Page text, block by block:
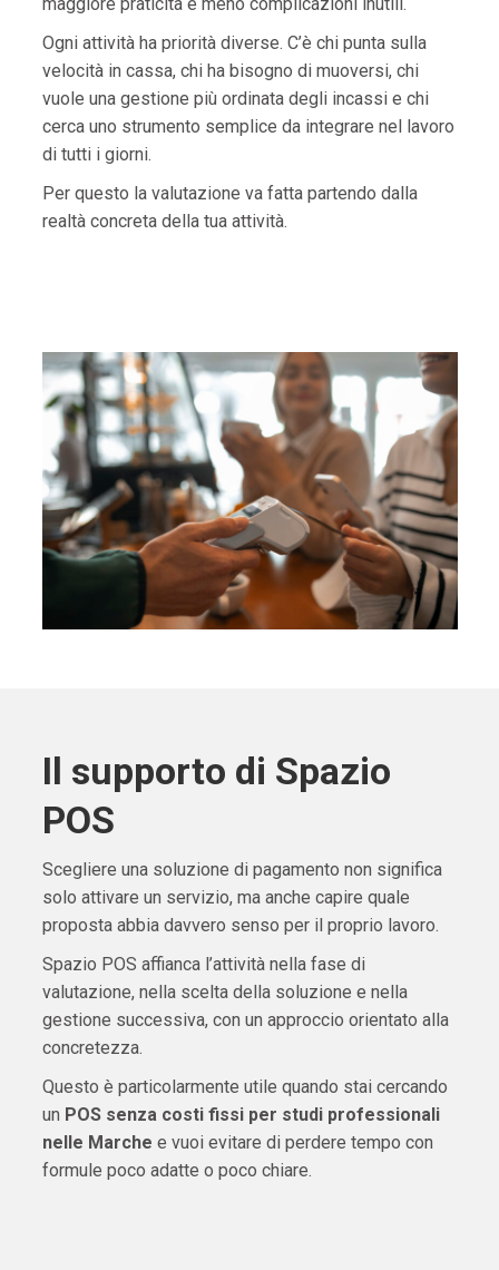
maggiore praticità e meno complicazioni inutili.
Ogni attività ha priorità diverse. C’è chi punta sulla
velocità in cassa, chi ha bisogno di muoversi, chi
vuole una gestione più ordinata degli incassi e chi
cerca uno strumento semplice da integrare nel lavoro
di tutti i giorni.
Per questo la valutazione va fatta partendo dalla
realtà concreta della tua attività.
Il supporto di Spazio
POS
Scegliere una soluzione di pagamento non significa
solo attivare un servizio, ma anche capire quale
proposta abbia davvero senso per il proprio lavoro.
Spazio POS affianca l’attività nella fase di
valutazione, nella scelta della soluzione e nella
gestione successiva, con un approccio orientato alla
concretezza.
Questo è particolarmente utile quando stai cercando
un POS senza costi fissi per studi professionali
nelle Marche e vuoi evitare di perdere tempo con
formule poco adatte o poco chiare.